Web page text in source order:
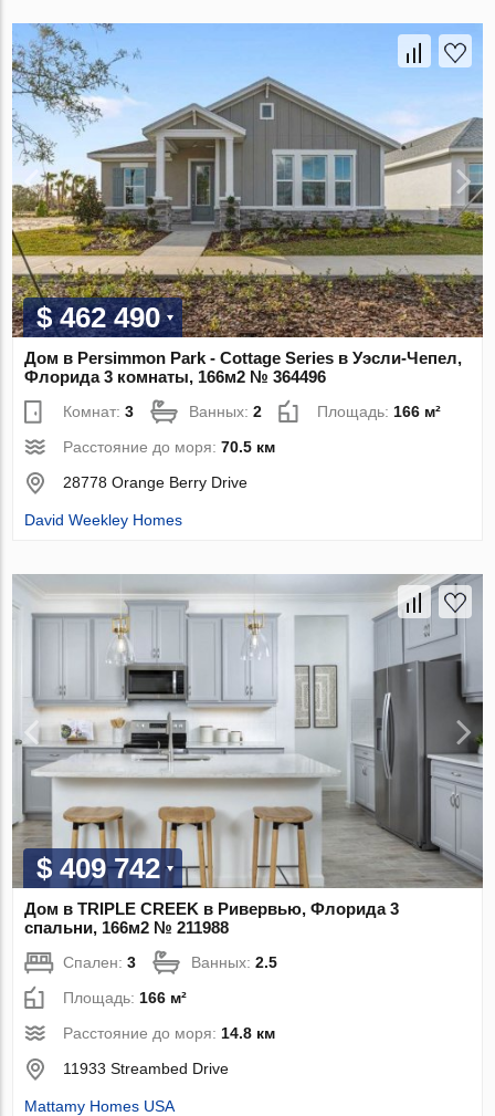
$ 462 490
Дом в Persimmon Park - Cottage Series в Уэсли-Чепел,
Флорида 3 комнаты, 166м2 № 364496
Комнат:3 Ванных:2 Площадь: 166 м²
Расстояние до моря:70.5 км
28778 Orange Berry Drive
David Weekley Homes
$ 409 742
Дом в TRIPLE CREEK в Ривервью, Флорида 3
спальни, 166м2 № 211988
Спален:3 Ванных:2.5
Площадь: 166 м²
Расстояние до моря: 14.8 км
11933 Streambed Drive
Mattamy Homes USA